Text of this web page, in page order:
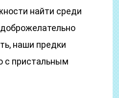
найти среди
наши предки
с пристальным